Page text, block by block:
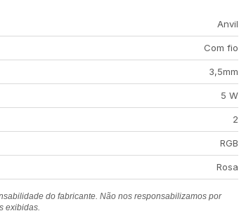
Anvil
Com fio
3,5mm
5 W
2
RGB
Rosa
do fabricante. Não nos responsabilizamos por
exibidas.